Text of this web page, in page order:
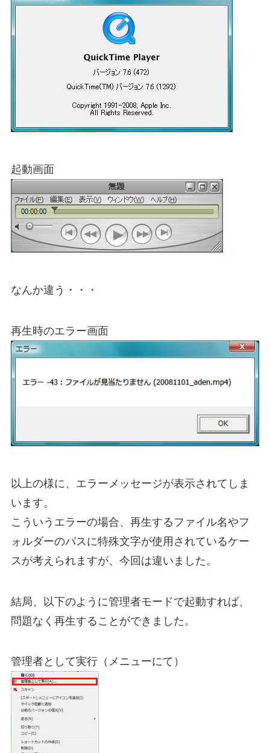
起動画面
なんか違う・・・
再生時のエラー画面
以上の様に、エラーメッセージが表示されてしま
います。
こういうエラーの場合、再生するファイル名やフ
ォルダーのパスに特殊文字が使用されているケー
スが考えられますが、今回は違いました。
結局、以下のように管理者モードで起動すれば、
問題なく再生することができました。
管理者として実行（メニューにて）